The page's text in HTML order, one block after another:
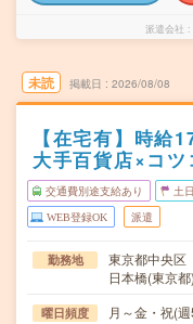
派遣会社
未読 掲載日 2026/08/08
【在宅有】時給
大手百貨店×コツ
交通費別途支給あり 土
WEB登録OK 派遣
勤務地
東京都中央区
日本橋(東京
曜日頻度
月～金・祝(